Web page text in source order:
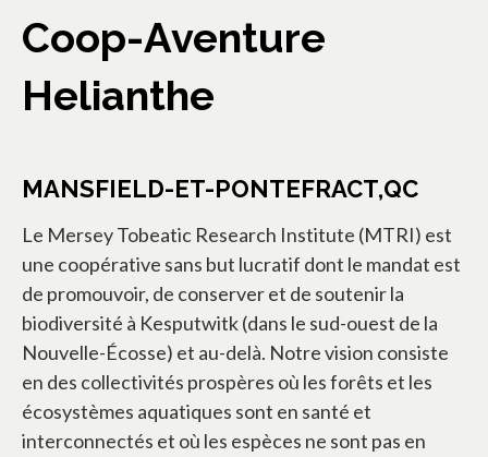
Coop-Aventure
Helianthe
MANSFIELD-ET-PONTEFRACT,QC
Le Mersey Tobeatic Research Institute (MTRI) est
une coopérative sans but lucratif dont le mandat est
de promouvoir, de conserver et de soutenir la
biodiversité à Kesputwitk (dans le sud-ouest de la
Nouvelle-Écosse) et au-delà. Notre vision consiste
en des collectivités prospères où les forêts et les
écosystèmes aquatiques sont en santé et
interconnectés et où les espèces ne sont pas en